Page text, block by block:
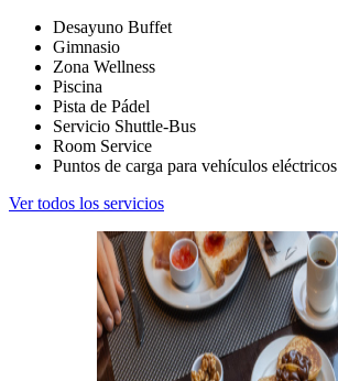
Desayuno Buffet
Gimnasio
Zona Wellness
Piscina
Pista de Pádel
Servicio Shuttle-Bus
Room Service
Puntos de carga para vehículos eléctricos
Ver todos los servicios